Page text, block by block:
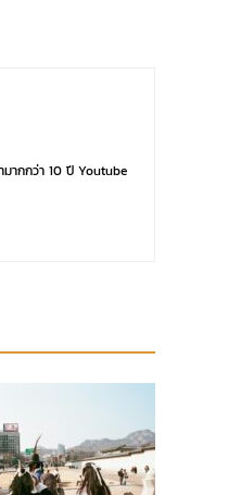
ากกว่า 10 ปี Youtube